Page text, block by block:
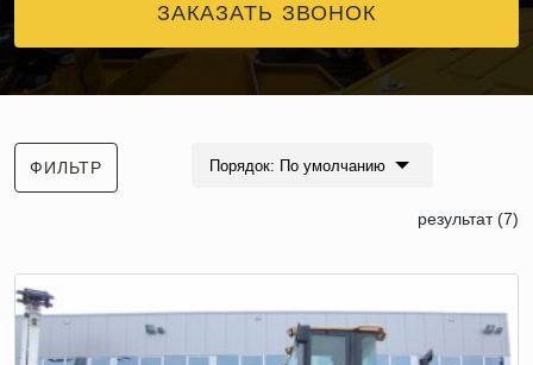
ЗАКАЗАТЬ ЗВОНОК
ФИЛЬТР Порядок: По умолчанию
результат (7)